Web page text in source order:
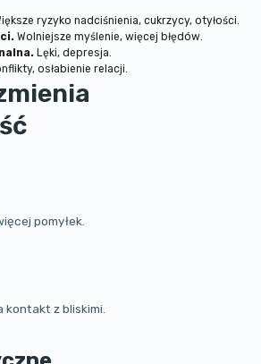
ryzyko nadciśnienia, cukrzycy, otyłości.
Wolniejsze myślenie, więcej błędów.
Lęki, depresja.
osłabienie relacji.
pomyłek.
kontakt z bliskimi.